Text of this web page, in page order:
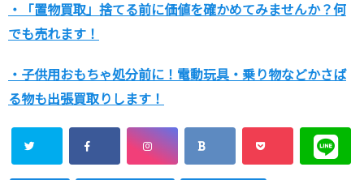
・「置物買取」捨てる前に価値を確かめてみませんか？何
でも売れます！
・子供用おもちゃ処分前に！電動玩具・乗り物などかさば
る物も出張買取りします！